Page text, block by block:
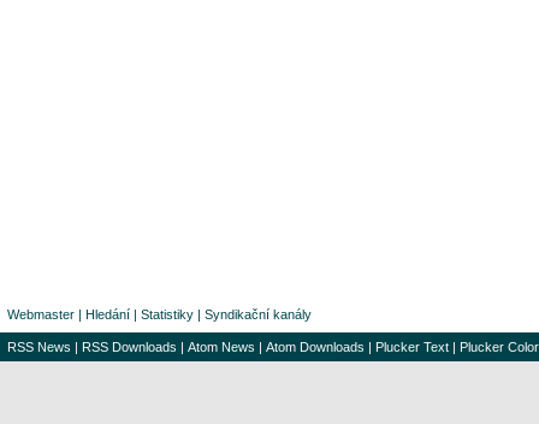
Webmaster | Hledání | Statistiky | Syndikační kanály
RSS News | RSS Downloads | Atom News | Atom Downloads | Plucker Text | Plucker Color